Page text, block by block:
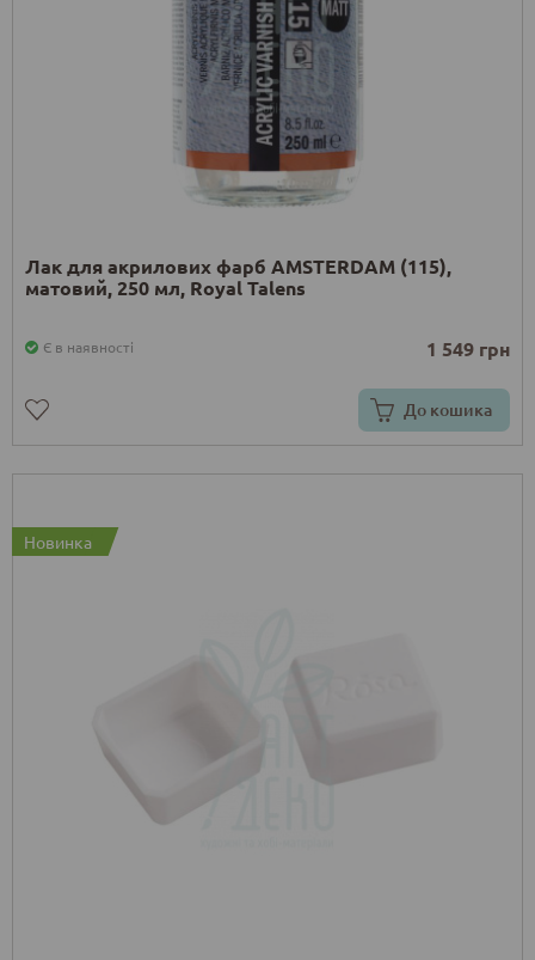
Лак для акрилових фарб AMSTERDAM (115),
матовий, 250 мл, Royal Talens
Є в наявності 1 549 грн
До кошика
Новинка